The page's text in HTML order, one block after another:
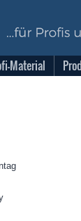
Material